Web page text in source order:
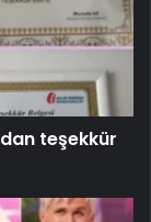
teşekkür